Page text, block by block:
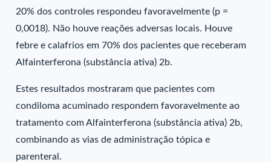
20% dos controles respondeu favoravelmente (p =
0,0018). Não houve reações adversas locais. Houve
febre e calafrios em 70% dos pacientes que receberam
Alfainterferona (substância ativa) 2b.
Estes resultados mostraram que pacientes com
condiloma acuminado respondem favoravelmente ao
tratamento com Alfainterferona (substância ativa) 2b,
combinando as vias de administração tópica e
parenteral.